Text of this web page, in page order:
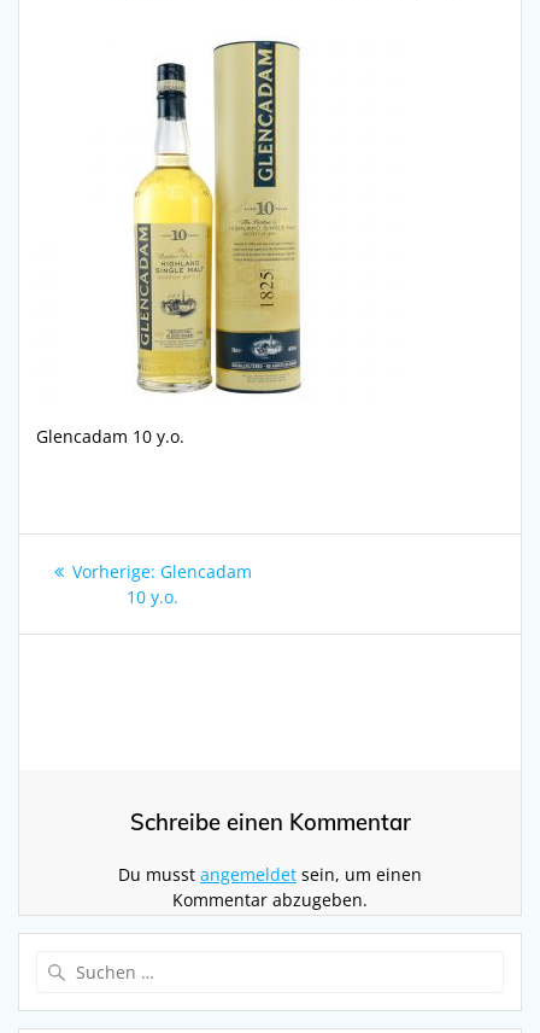
Glencadam 10 y.o.
Beitragsnavigation
Vorherige: Vorheriger
Beitrag:
Glencadam
10 y.o.
Schreibe einen Kommentar
Du musst angemeldet sein, um einen
Kommentar abzugeben.